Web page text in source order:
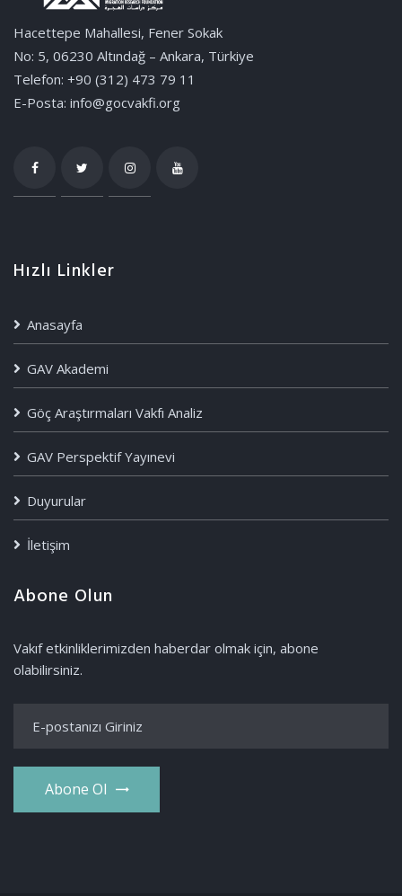
Hacettepe Mahallesi, Fener Sokak
No: 5, 06230 Altındağ – Ankara, Türkiye
Telefon: +90 (312) 473 79 11
E-Posta: info@gocvakfi.org
Hızlı Linkler
Anasayfa
GAV Akademi
Göç Araştırmaları Vakfı Analiz
GAV Perspektif Yayınevi
Duyurular
İletişim
Abone Olun
Vakıf etkinliklerimizden haberdar olmak için, abone
olabilirsiniz.
Abone Ol